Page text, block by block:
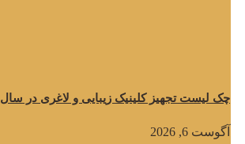
چک لیست تجهیز کلینیک زیبایی و لاغری در سال 1405
آگوست 6, 2026